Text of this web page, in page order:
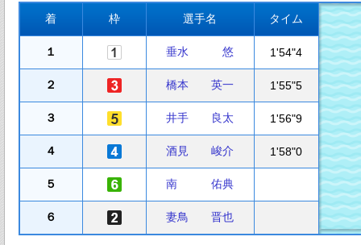
着 枠 選手名 タイム
１ 垂水 悠 1'54"4
２ 橋本 英一 1'55"5
３ 井手 良太 1'56"9
４ 酒見 峻介 1'58"0
５ 南 佑典
６ 妻鳥 晋也